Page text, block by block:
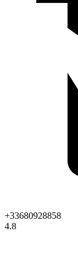
+33680928858
4.8